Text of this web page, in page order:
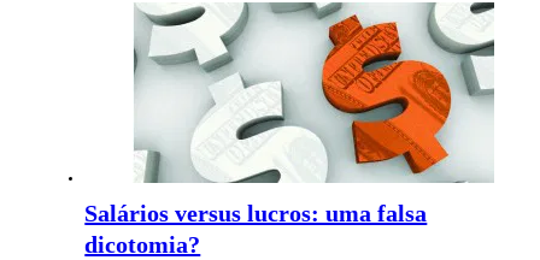
Salários versus lucros: uma falsa
dicotomia?